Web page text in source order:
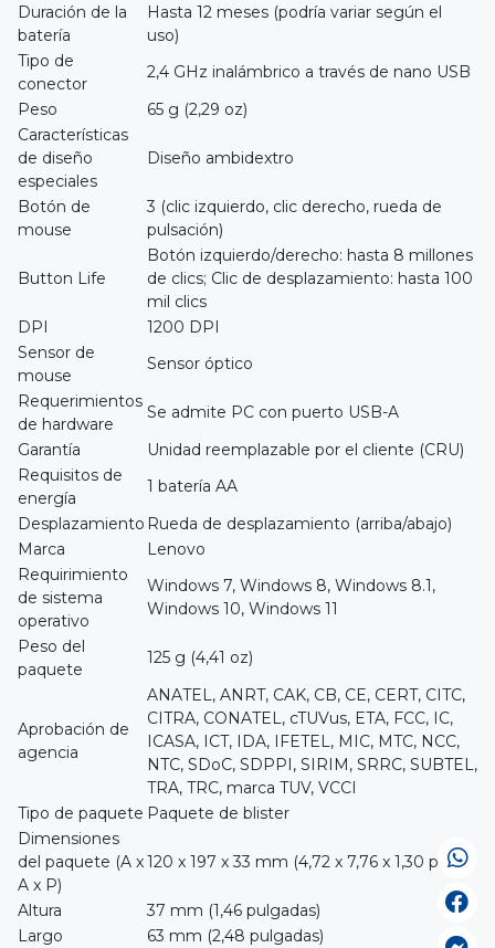
Duración de la
batería
Hasta 12 meses (podría variar según el
uso)
Tipo de
conector
2,4 GHz inalámbrico a través de nano USB
Peso
65 g (2,29 oz)
Características
de diseño
especiales
Diseño ambidextro
Botón de
mouse
3 (clic izquierdo, clic derecho, rueda de
pulsación)
Button Life
Botón izquierdo/derecho: hasta 8 millones
de clics; Clic de desplazamiento: hasta 100
mil clics
DPI
1200 DPI
Sensor de
mouse
Sensor óptico
Requerimientos
de hardware
Se admite PC con puerto USB-A
Garantía
Unidad reemplazable por el cliente (CRU)
Requisitos de
energía
1 batería AA
Desplazamiento Rueda de desplazamiento (arriba/abajo)
Marca
Lenovo
Requirimiento
de sistema
operativo
Windows 7, Windows 8, Windows 8.1,
Windows 10, Windows 11
Peso del
paquete
125 g (4,41 oz)
Aprobación de
agencia
ANATEL, ANRT, CAK, CB, CE, CERT, CITC,
CITRA, CONATEL, cTUVus, ETA, FCC, IC,
ICASA, ICT, IDA, IFETEL, MIC, MTC, NCC,
NTC, SDoC, SDPPI, SIRIM, SRRC, SUBTEL,
TRA, TRC, marca TUV, VCCI
Tipo de paquete Paquete de blister
Dimensiones
del paquete (A x
A x P)
120 x 197 x 33 mm (4,72 x 7,76 x 1,30 pulg.)
Altura
37 mm (1,46 pulgadas)
Largo
63 mm (2,48 pulgadas)